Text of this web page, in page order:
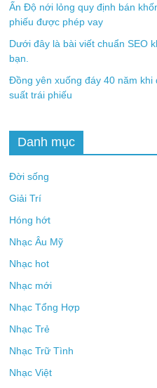
Ấn Độ nới lỏng quy định bán
phiếu được phép vay
Dưới đây là bài viết chuẩn SEO
bạn.
Đồng yên xuống đáy 40 năm
suất trái phiếu
Danh mục
Đời sống
Giải Trí
Hóng hớt
Nhạc Âu Mỹ
Nhạc hot
Nhạc mới
Nhạc Tổng Hợp
Nhạc Trẻ
Nhạc Trữ Tình
Nhạc Việt